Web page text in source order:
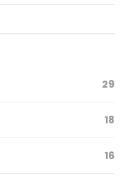
29
18
16